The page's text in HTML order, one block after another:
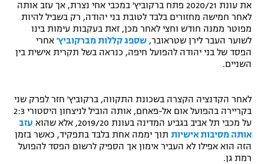
מדיניות פרטיות
תקנון פעילות ספורט 1
הצטרפות לחבילת הערוצים
לוח דרושים – ג'ובנט
תגיות
גיימינג E-Sports
את עונת 2020/21 פתח ברקוביץ' במכבי אחי נצרת, אך עזב אותה
לאחר חמישה מחזורים בלבד לטובת בני יהודה, רק בשביל להיות
מפוטר ממנה חודש וחצי לאחר מכן, זאת בעקבות עימות בינו
לשוער העבר לירן שטראובר, שספג קללות מברקוביץ' אחרי
הפסד של בני יהודה להפועל חיפה, כנראה בשל תקרית אישית בין
השניים.
לאחר הקדנציה הקצרה בשכונת התקווה, ברקוביץ' חזר לפרק שני
בקריירה בהפועל אום אל-פאחם, אותה הוביל לניצחון היסטורי 2:3
על מכבי תל אביב בגביע המדינה בעונת 2019/20, אלא שהוא
עזב
אותה מסיבות אישיות תוך יממה אחת בלבד בתפקיד, כאשר בזמן
הזה הוא אפילו לא העביר אימון אך הספיק לרשום הפסד להפועל
רמת גן.